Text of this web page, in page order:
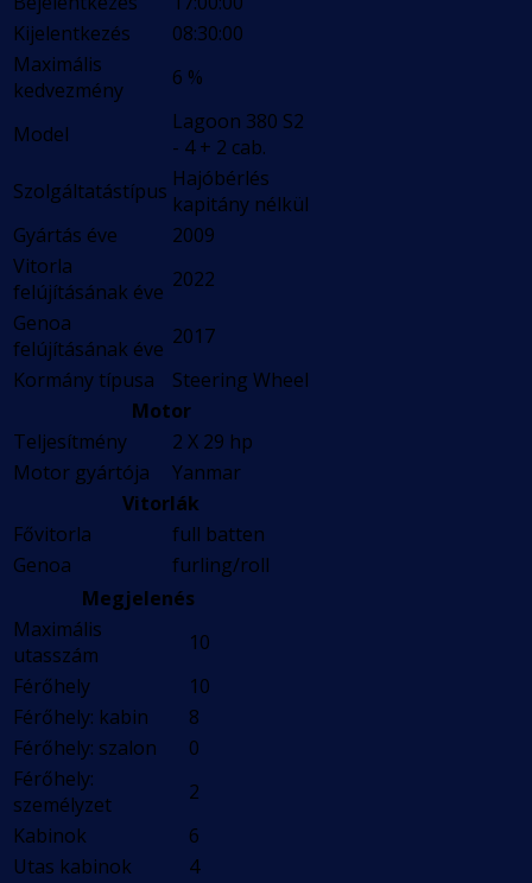
Kijelentkezés
08:30:00
Maximális
kedvezmény
6 %
Model
Lagoon 380 S2
- 4 + 2 cab.
Szolgáltatástípus Hajóbérlés
kapitány nélkül
Gyártás éve
2009
Vitorla
felújításának éve 2022
Genoa
felújításának éve 2017
Kormány típusa
Steering Wheel
Motor
Teljesítmény
2 X 29 hp
Motor gyártója
Yanmar
Vitorlák
Fővitorla
full batten
Genoa
furling/roll
Megjelenés
Maximális
utasszám
10
Férőhely
10
Férőhely: kabin
8
Férőhely: szalon
0
Férőhely:
személyzet
2
Kabinok
6
Utas kabinok
4